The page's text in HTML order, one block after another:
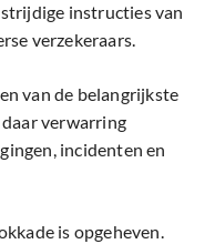
instructies van
verzekeraars.
van de belangrijkste
verwarring
incidenten en
is opgeheven.